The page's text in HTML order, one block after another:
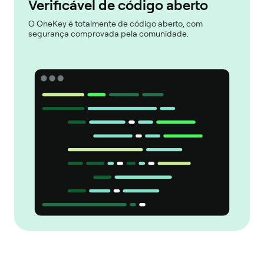
Verificável de código aberto
O OneKey é totalmente de código aberto, com
segurança comprovada pela comunidade.